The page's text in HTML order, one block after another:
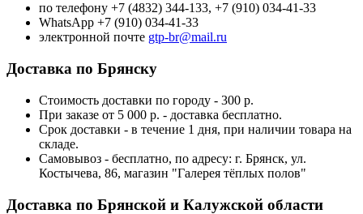
по телефону +7 (4832) 344-133, +7 (910) 034-41-33
WhatsApp +7 (910) 034-41-33
электронной почте gtp-br@mail.ru
Доставка по Брянску
Стоимость доставки по городу - 300 р.
При заказе от 5 000 р. - доставка бесплатно.
Срок доставки - в течение 1 дня, при наличии товара на
складе.
Самовывоз - бесплатно, по адресу: г. Брянск, ул.
Костычева, 86, магазин "Галерея тёплых полов"
Доставка по Брянской и Калужской области